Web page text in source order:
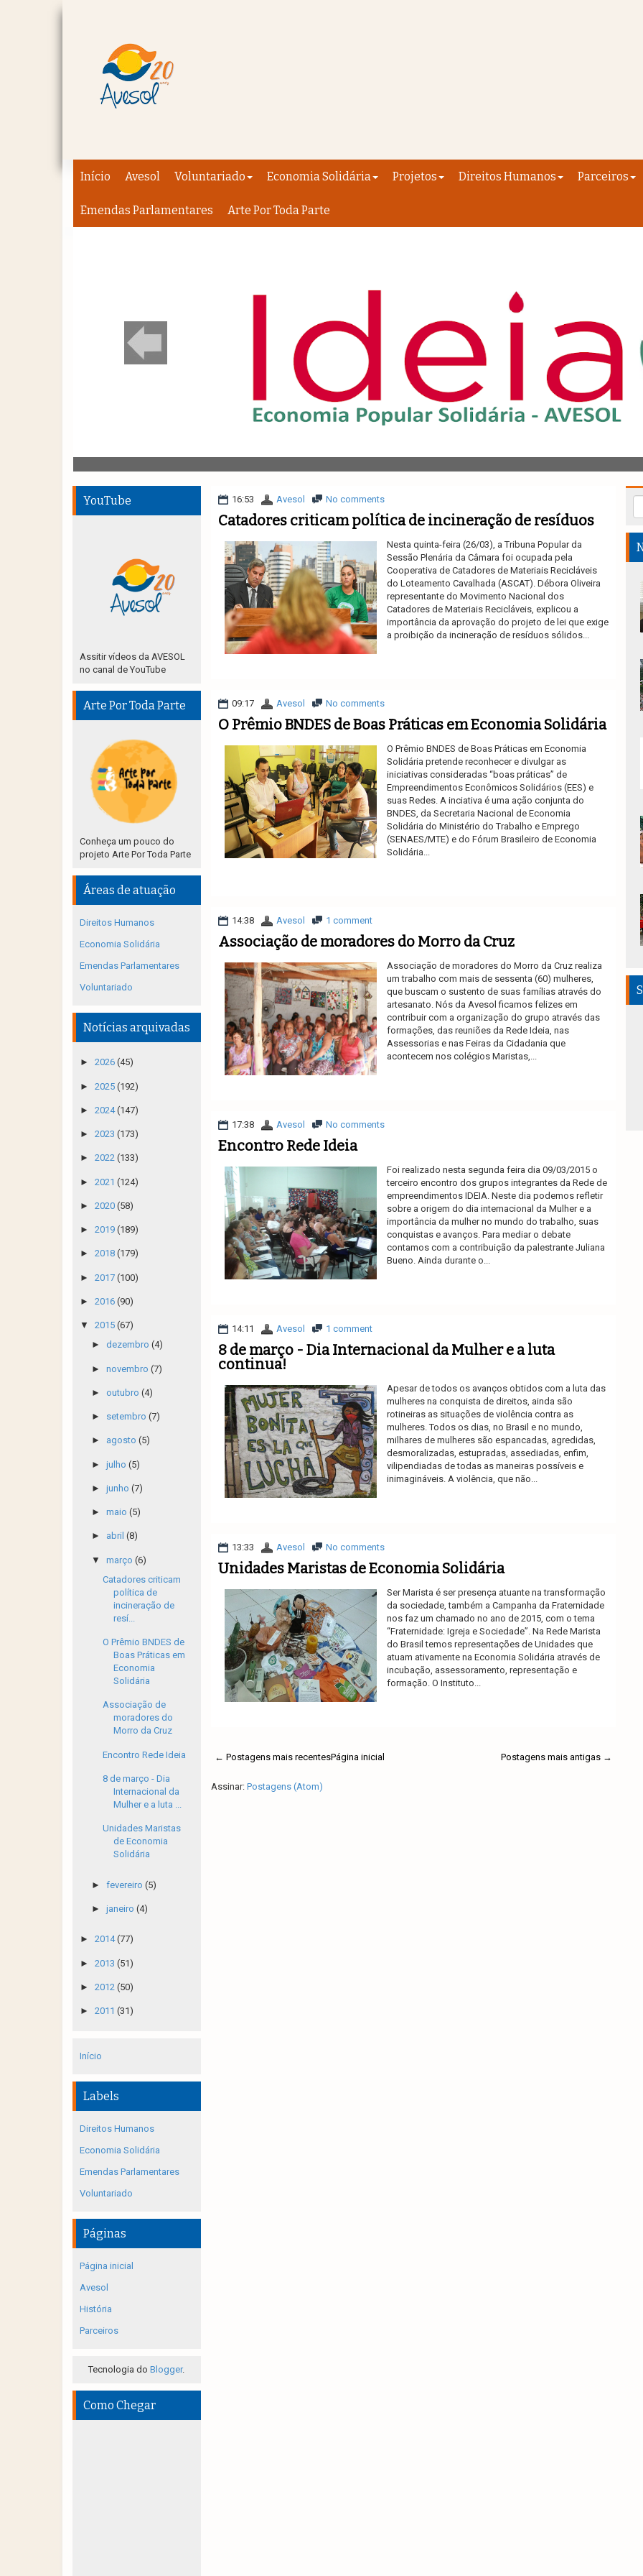
Início Avesol Voluntariado Economia Solidária Projetos Direitos Humanos Parceiros
Emendas Parlamentares Arte Por Toda Parte
16:53 Avesol No comments
Catadores criticam política de incineração de resíduos
Nesta quinta-feira (26/03), a Tribuna Popular da
Sessão Plenária da Câmara foi ocupada pela
Cooperativa de Catadores de Materiais Recicláveis
do Loteamento Cavalhada (ASCAT). Débora Oliveira
representante do Movimento Nacional dos
Catadores de Materiais Recicláveis, explicou a
importância da aprovação do projeto de lei que exige
a proibição da incineração de resíduos sólidos...
09:17 Avesol No comments
O Prêmio BNDES de Boas Práticas em Economia Solidária
O Prêmio BNDES de Boas Práticas em Economia
Solidária pretende reconhecer e divulgar as
iniciativas consideradas “boas práticas” de
Empreendimentos Econômicos Solidários (EES) e
suas Redes. A inciativa é uma ação conjunta do
BNDES, da Secretaria Nacional de Economia
Solidária do Ministério do Trabalho e Emprego
(SENAES/MTE) e do Fórum Brasileiro de Economia
Solidária...
14:38 Avesol 1 comment
Associação de moradores do Morro da Cruz
Associação de moradores do Morro da Cruz realiza
um trabalho com mais de sessenta (60) mulheres,
que buscam o sustento de suas famílias através do
artesanato. Nós da Avesol ficamos felizes em
contribuir com a organização do grupo através das
formações, das reuniões da Rede Ideia, nas
Assessorias e nas Feiras da Cidadania que
acontecem nos colégios Maristas,...
17:38 Avesol No comments
Encontro Rede Ideia
Foi realizado nesta segunda feira dia 09/03/2015 o
terceiro encontro dos grupos integrantes da Rede de
empreendimentos IDEIA. Neste dia podemos refletir
sobre a origem do dia internacional da Mulher e a
importância da mulher no mundo do trabalho, suas
conquistas e avanços. Para mediar o debate
contamos com a contribuição da palestrante Juliana
Bueno. Ainda durante o...
14:11 Avesol 1 comment
8 de março - Dia Internacional da Mulher e a luta
continua!
Apesar de todos os avanços obtidos com a luta das
mulheres na conquista de direitos, ainda são
rotineiras as situações de violência contra as
mulheres. Todos os dias, no Brasil e no mundo,
milhares de mulheres são espancadas, agredidas,
desmoralizadas, estupradas, assediadas, enfim,
vilipendiadas de todas as maneiras possíveis e
inimagináveis. A violência, que não...
13:33 Avesol No comments
Unidades Maristas de Economia Solidária
Ser Marista é ser presença atuante na transformação
da sociedade, também a Campanha da Fraternidade
nos faz um chamado no ano de 2015, com o tema
“Fraternidade: Igreja e Sociedade”. Na Rede Marista
do Brasil temos representações de Unidades que
atuam ativamente na Economia Solidária através de
incubação, assessoramento, representação e
formação. O Instituto...
← Postagens mais recentes Postagens mais antigas →
Página inicial
Assinar: Postagens (Atom)
YouTube
Assitir vídeos da AVESOL
no canal de YouTube
Arte Por Toda Parte
Conheça um pouco do
projeto Arte Por Toda Parte
Áreas de atuação
Direitos Humanos
Economia Solidária
Emendas Parlamentares
Voluntariado
Notícias arquivadas
► 2026 (45)
► 2025 (192)
► 2024(147)
► 2023 (173)
► 2022 (133)
► 2021 (124)
► 2020 (58)
► 2019 (189)
► 2018 (179)
► 2017 (100)
► 2016 (90)
▼ 2015 (67)
► dezembro (4)
► novembro (7)
► outubro (4)
► setembro (7)
► agosto (5)
► julho (5)
► junho (7)
► maio (5)
► abril (8)
▼ março (6)
Catadores criticam
política de
incineração de
resí...
O Prêmio BNDES de
Boas Práticas em
Economia
Solidária
Associação de
moradores do
Morro da Cruz
Encontro Rede Ideia
8 de março - Dia
Internacional da
Mulher e a luta ...
Unidades Maristas
de Economia
Solidária
► fevereiro (5)
► janeiro (4)
► 2014(77)
► 2013 (51)
► 2012 (50)
► 2011 (31)
Início
Labels
Direitos Humanos
Economia Solidária
Emendas Parlamentares
Voluntariado
Páginas
Página inicial
Avesol
História
Parceiros
Tecnologia doBlogger.
Como Chegar